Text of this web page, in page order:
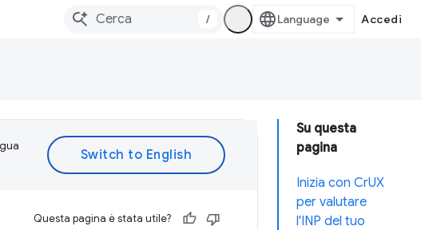
/ Accedi
Su questa
pagina
Inizia con CrUX
per valutare
l'INP del tuo
Questa pagina è stata utile?